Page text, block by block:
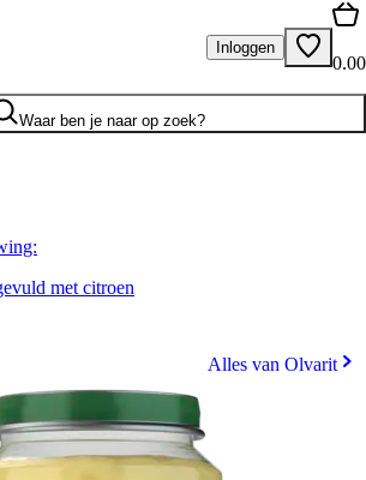
Inloggen
0.00
Waar ben je naar op zoek?
met citroen
Alles van Olvarit